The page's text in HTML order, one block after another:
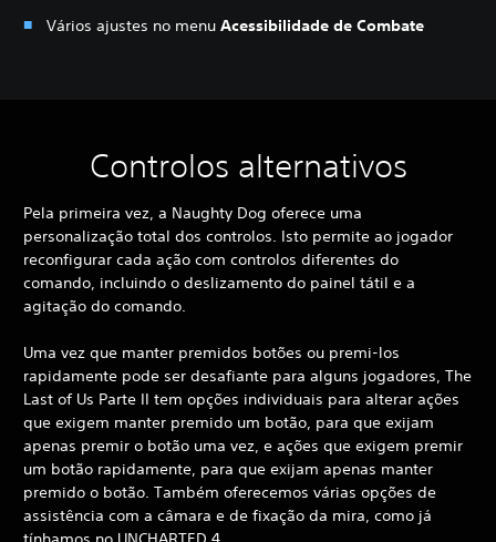
Vários ajustes no menu Acessibilidade de Combate
Controlos alternativos
Pela primeira vez, a Naughty Dog oferece uma
personalização total dos controlos. Isto permite ao jogador
reconfigurar cada ação com controlos diferentes do
comando, incluindo o deslizamento do painel tátil e a
agitação do comando.
Uma vez que manter premidos botões ou premi-los
rapidamente pode ser desafiante para alguns jogadores, The
Last of Us Parte II tem opções individuais para alterar ações
que exigem manter premido um botão, para que exijam
apenas premir o botão uma vez, e ações que exigem premir
um botão rapidamente, para que exijam apenas manter
premido o botão. Também oferecemos várias opções de
assistência com a câmara e de fixação da mira, como já